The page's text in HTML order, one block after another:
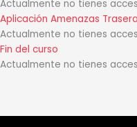
Actualmente no tienes
Aplicación Amenazas
Actualmente no tienes
Fin del curso
Actualmente no tienes